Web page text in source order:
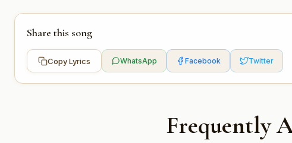
Share this song
Copy Lyrics WhatsApp Facebook Twitter
Frequently